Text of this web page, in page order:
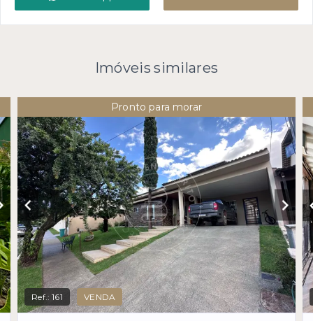
Imóveis similares
Pronto para morar
Ref.:161 VENDA